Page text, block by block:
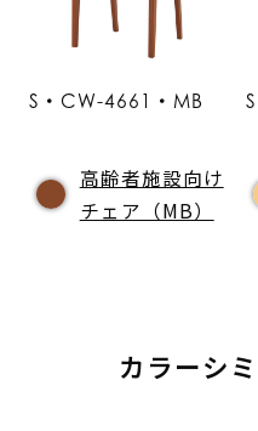
S・CW-4661・MB
高齢者施設向け
チェア（MB）
カラーシ